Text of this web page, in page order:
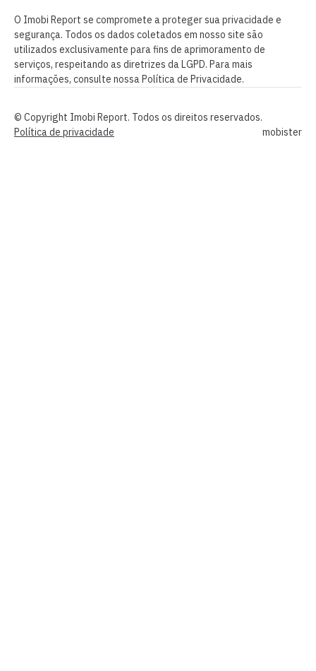
O Imobi Report se compromete a proteger sua privacidade e
segurança. Todos os dados coletados em nosso site são
utilizados exclusivamente para fins de aprimoramento de
serviços, respeitando as diretrizes da LGPD. Para mais
informações, consulte nossa Política de Privacidade.
© Copyright Imobi Report. Todos os direitos reservados.
Política de privacidade
mobister